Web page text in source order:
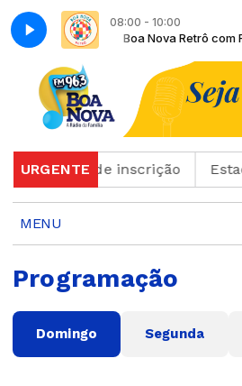
08:00 - 10:00
Boa Nova Boa Nova Retrô com
URGENTE
o cartão de inscrição
MENU
Programação
Domingo Segunda